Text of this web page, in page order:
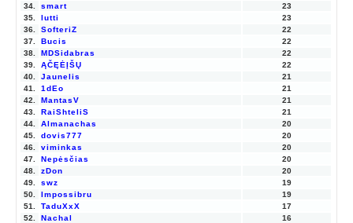
34.
smart
23
35.
lutti
23
36.
SofteriZ
22
37.
Bucis
22
38.
MDSidabras
22
39.
ĄČĘĖĮŠŲ
22
40.
Jaunelis
21
41.
1dEo
21
42.
MantasV
21
43.
RaiShteliS
21
44.
Almanachas
20
45.
dovis777
20
46.
viminkas
20
47.
Nepėsčias
20
48.
zDon
20
49.
swz
19
50.
Impossibru
19
51.
TaduXxX
17
52.
Nachal
16